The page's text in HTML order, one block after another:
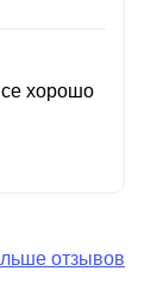
хорошо
отзывов